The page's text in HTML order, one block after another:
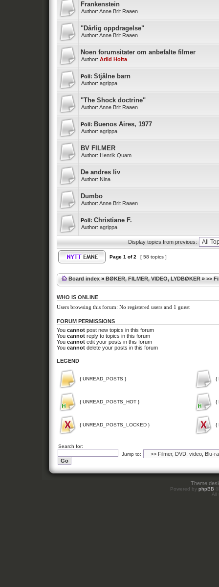
Frankenstein
Author: Anne Brit Raaen
"Dårlig oppdragelse"
Author: Anne Brit Raaen
Noen forumsitater om anbefalte filmer
Author: Arild Holta
Poll: Stjålne barn
Author: agrippa
"The Shock doctrine"
Author: Anne Brit Raaen
Poll: Buenos Aires, 1977
Author: agrippa
BV FILMER
Author: Henrik Quam
De andres liv
Author: Nina
Dumbo
Author: Anne Brit Raaen
Poll: Christiane F.
Author: agrippa
Display topics from previous:
Page 1 of2 [ 58 topics ]
Board index » BØKER, FILMER, VIDEO, LYDBØKER » >>
WHO IS ONLINE
Users browsing this forum: No registered users and 1 guest
FORUM PERMISSIONS
You cannot post new topics in this forum
You cannot reply to topics in this forum
You cannot edit your posts in this forum
You cannot delete your posts in this forum
LEGEND
{ UNREAD_POSTS } {
{ UNREAD_POSTS_HOT } {
{ UNREAD_POSTS_LOCKED } {
Search for:
Jump to:
Theme
Powered by phpBB
All